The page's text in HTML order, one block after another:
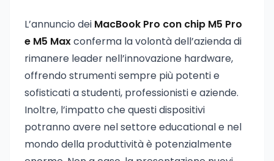
L’annuncio dei MacBook Pro con chip M5 Pro
e M5 Maxconferma la volontà dell’azienda di
rimanere leader nell’innovazione hardware,
offrendo strumenti sempre più potenti e
sofisticati a studenti, professionisti e aziende.
Inoltre, l’impatto che questi dispositivi
potranno avere nel settore educational e nel
mondo della produttività è potenzialmente